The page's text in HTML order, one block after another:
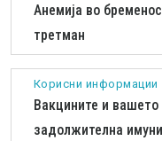
Анемија во
третман
Корисни информации
Вакцините и
задолжителна